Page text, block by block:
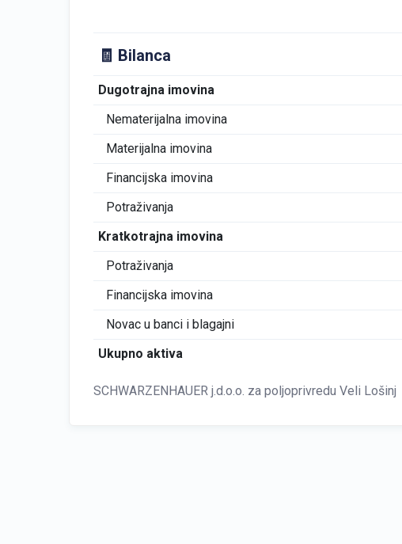
🧾 Bilanca
Dugotrajna imovina
Nematerijalna imovina
Materijalna imovina
Financijska imovina
Potraživanja
Kratkotrajna imovina
Potraživanja
Financijska imovina
Novac u banci i blagajni
Ukupno aktiva
SCHWARZENHAUER j.d.o.o. za poljoprivredu Veli Lošinj